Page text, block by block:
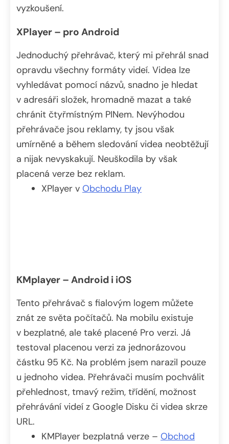
vyzkoušení.
XPlayer – pro Android
Jednoduchý přehrávač, který mi přehrál snad
opravdu všechny formáty videí. Videa lze
vyhledávat pomocí názvů, snadno je hledat
v adresáři složek, hromadně mazat a také
chránit čtyřmístným PINem. Nevýhodou
přehrávače jsou reklamy, ty jsou však
umírněné a během sledování videa neobtěžují
a nijak nevyskakují. Neuškodila by však
placená verze bez reklam.
XPlayer v Obchodu Play
KMplayer – Android i iOS
Tento přehrávač s fialovým logem můžete
znát ze světa počítačů. Na mobilu existuje
v bezplatné, ale také placené Pro verzi. Já
testoval placenou verzi za jednorázovou
částku 95 Kč. Na problém jsem narazil pouze
u jednoho videa. Přehrávači musím pochválit
přehlednost, tmavý režim, třídění, možnost
přehrávání videí z Google Disku či videa skrze
URL.
KMPlayer bezplatná verze – Obchod